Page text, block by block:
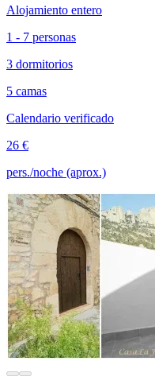
Alojamiento entero
1 - 7 personas
3 dormitorios
5 camas
Calendario verificado
26 €
pers./noche (aprox.)